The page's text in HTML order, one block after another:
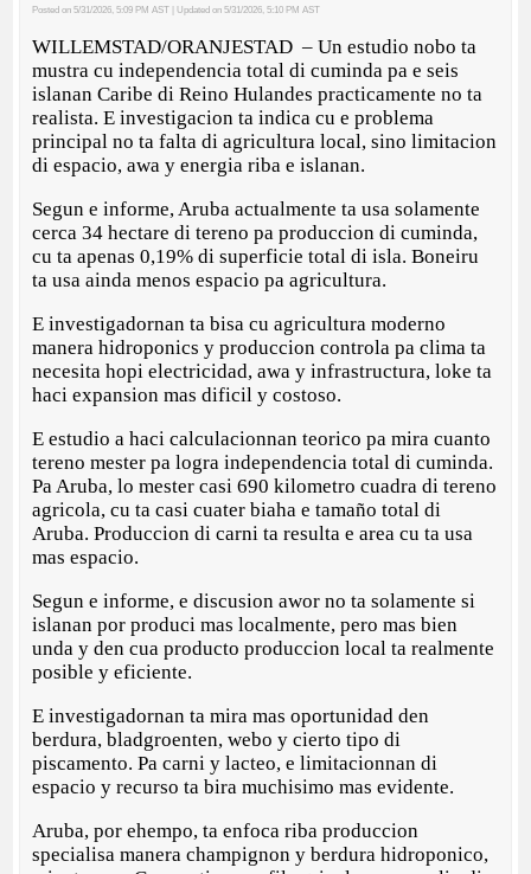
Posted on 5/31/2026, 5:09 PM AST | Updated on 5/31/2026, 5:10 PM AST
WILLEMSTAD/ORANJESTAD – Un estudio nobo ta
mustra cu independencia total di cuminda pa e seis
islanan Caribe di Reino Hulandes practicamente no ta
realista. E investigacion ta indica cu e problema
principal no ta falta di agricultura local, sino limitacion
di espacio, awa y energia riba e islanan.
Segun e informe, Aruba actualmente ta usa solamente
cerca 34 hectare di tereno pa produccion di cuminda,
cu ta apenas 0,19% di superficie total di isla. Boneiru
ta usa ainda menos espacio pa agricultura.
E investigadornan ta bisa cu agricultura moderno
manera hidroponics y produccion controla pa clima ta
necesita hopi electricidad, awa y infrastructura, loke ta
haci expansion mas dificil y costoso.
E estudio a haci calculacionnan teorico pa mira cuanto
tereno mester pa logra independencia total di cuminda.
Pa Aruba, lo mester casi 690 kilometro cuadra di tereno
agricola, cu ta casi cuater biaha e tamaño total di
Aruba. Produccion di carni ta resulta e area cu ta usa
mas espacio.
Segun e informe, e discusion awor no ta solamente si
islanan por produci mas localmente, pero mas bien
unda y den cua producto produccion local ta realmente
posible y eficiente.
E investigadornan ta mira mas oportunidad den
berdura, bladgroenten, webo y cierto tipo di
piscamento. Pa carni y lacteo, e limitacionnan di
espacio y recurso ta bira muchisimo mas evidente.
Aruba, por ehempo, ta enfoca riba produccion
specialisa manera champignon y berdura hidroponico,